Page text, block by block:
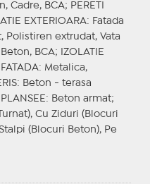
Cadre, BCA; PERETI
EXTERIOARA: Fatada
Polistiren extrudat, Vata
Beton, BCA;
IZOLATIE
FATADA: Metalica,
: Beton - terasa
PLANSEE : Beton armat;
Cu Ziduri (Blocuri
(Blocuri Beton), Pe